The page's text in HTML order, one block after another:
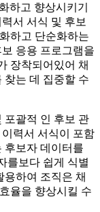
하고 향상시키기
서 서식 및 후보
하고 단순화하는
응용 프로그램을
장착되어있어 채
찾는 데 집중할 수
포괄적 인 후보 관
력서 서식이 포함
후보자 데이터를
를보다 쉽게 ​​식별
하여 조직은 채
율을 향상시킬 수